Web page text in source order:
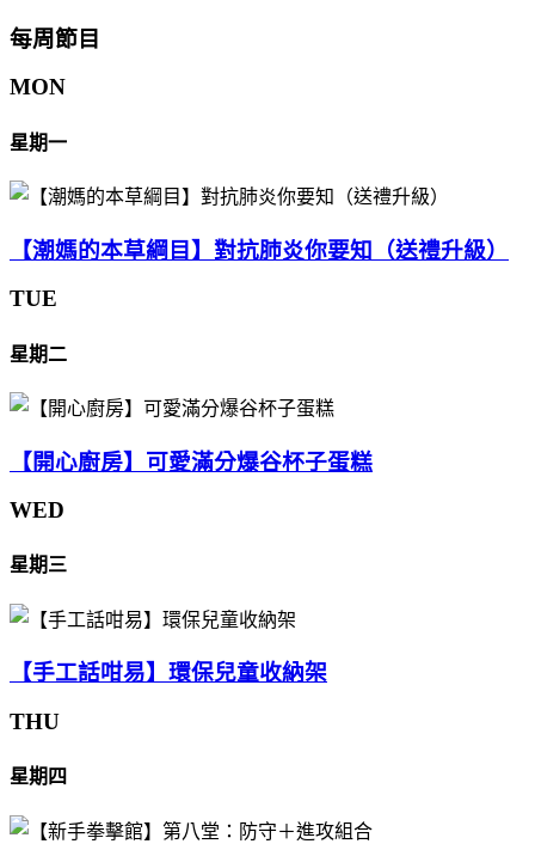
每周節目
MON
星期一
【潮媽的本草綱目】對抗肺炎你要知（送禮升級）
TUE
星期二
【開心廚房】可愛滿分爆谷杯子蛋糕
WED
星期三
【手工話咁易】環保兒童收納架
THU
星期四